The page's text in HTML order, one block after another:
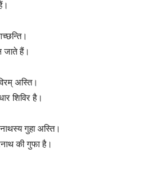
जाते हैं।
अस्ति।
शिविर है।
गुहा अस्ति।
की गुफा है।